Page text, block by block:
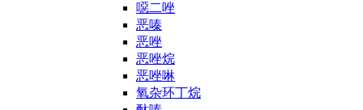
噁二唑
恶嗪
恶唑
恶唑烷
恶唑啉
氧杂环丁烷